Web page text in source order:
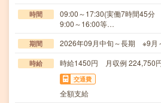
時間
09:00～17:30(実働7時間45分
9:00～16:00等…
期間 2026年09月中旬～長期 ※9月
時給 時給1450円 月収例 224,750
交通費
全額支給